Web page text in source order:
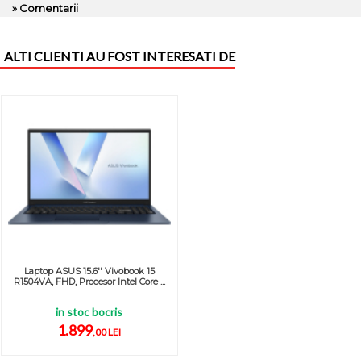
» Comentarii
ALTI CLIENTI AU FOST INTERESATI DE
Laptop ASUS 15.6'' Vivobook 15
R1504VA, FHD, Procesor Intel Core ...
in stoc bocris
1.899,00 LEI